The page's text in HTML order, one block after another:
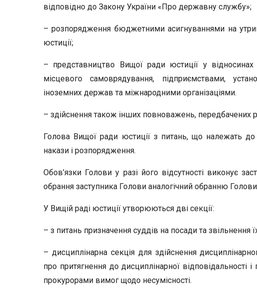
відповідно до Закону України «Про державну службу»;
– розпорядження бюджетними асигнуваннями на
юстиції;
– представництво Вищої ради юстиції у
місцевого самоврядування, підприємствами,
іноземних держав та міжнародними організаціями.
– здійснення також інших повноважень, передбачених
Голова Вищої ради юстиції з питань, що належать
накази і розпорядження.
Обов’язки Голови у разі його відсутності виконує
обрання заступника Голови аналогічний обранню
У Вищій раді юстиції утворюються дві секції:
– з питань призначення суддів на посади та звільнення
– дисциплінарна секція для здійснення
про притягнення до дисциплінарної
прокурорами вимог щодо несумісності.